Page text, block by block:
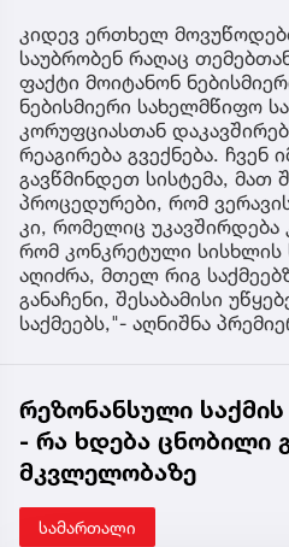
კიდევ ერთხელ
საუბრობენ რაღაც
ფაქტი მოიტანონ
ნებისმიერი სახელმწიფო
კორუფციასთან
რეაგირება გვექნება. ჩვენ
გავწმინდეთ სისტემა, მათ
პროცედურები, რომ
კი, რომელიც
რომ კონკრეტული სისხლის
აღიძრა, მთელ რიგ
განაჩენი, შესაბამისი
საქმეებს,"- აღნიშნა
რეზონანსული
- რა ხდება ცნობილი
მკვლელობაზე
სამართალი